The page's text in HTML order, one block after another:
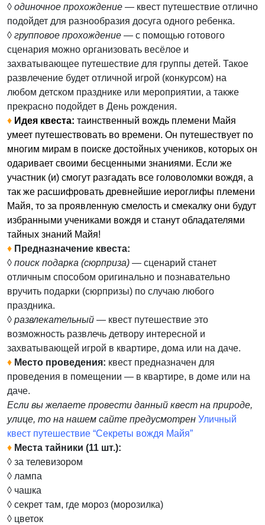
◊ одиночное прохождение — квест путешествие отлично
подойдет для разнообразия досуга одного ребенка.
◊ групповое прохождение — с помощью готового
сценария можно организовать весёлое и
захватывающее путешествие для группы детей. Такое
развлечение будет отличной игрой (конкурсом) на
любом детском празднике или мероприятии, а также
прекрасно подойдет в День рождения.
♦ Идея квеста: таинственный вождь племени Майя
умеет путешествовать во времени. Он путешествует по
многим мирам в поиске достойных учеников, которых он
одаривает своими бесценными знаниями. Если же
участник (и) смогут разгадать все головоломки вождя, а
так же расшифровать древнейшие иероглифы племени
Майя, то за проявленную смелость и смекалку они будут
избранными учениками вождя и станут обладателями
тайных знаний Майя!
♦ Предназначение квеста:
◊ поиск подарка (сюрприза) — сценарий станет
отличным способом оригинально и познавательно
вручить подарки (сюрпризы) по случаю любого
праздника.
◊ развлекательный — квест путешествие это
возможность развлечь детвору интересной и
захватывающей игрой в квартире, дома или на даче.
♦ Место проведения: квест предназначен для
проведения в помещении — в квартире, в доме или на
даче.
Если вы желаете провести данный квест на природе,
улице, то на нашем сайте предусмотрен Уличный
квест путешествие “Секреты вождя Майя”
♦ Места тайники (11 шт.):
◊ за телевизором
◊ лампа
◊ чашка
◊ секрет там, где мороз (морозилка)
◊ цветок